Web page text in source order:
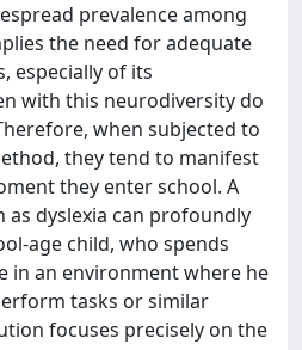
prevalence among
the need for adequate
especially of its
with this neurodiversity do
when subjected to
they tend to manifest
they enter school. A
dyslexia can profoundly
age child, who spends
in an environment where he
tasks or similar
focuses precisely on the